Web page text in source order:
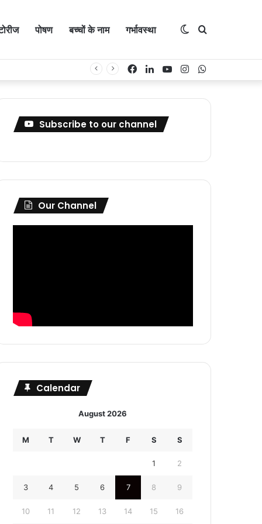
पोषण बच्चों के नाम गर्भावस्था Search
Switch
Instagram
YouTube
LinkedIn
Facebook
Subscribe to our channel
Our Channel
Calendar
August 2026
M T W T F S S
1 2
3 4 5 6 7 8 9
10 11 12 13 14 15 16